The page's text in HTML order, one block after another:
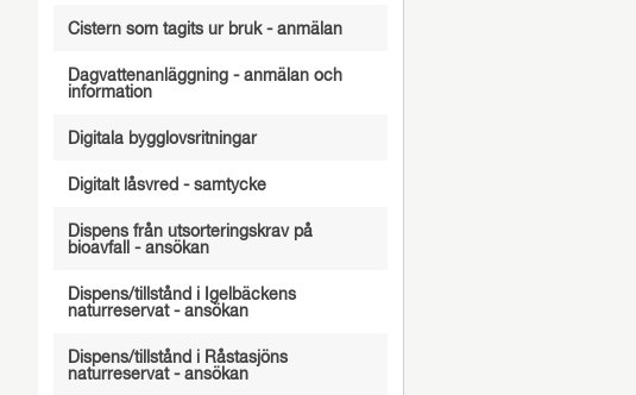
Cistern som tagits ur bruk - anmälan
Dagvattenanläggning - anmälan och
information
Digitala bygglovsritningar
Digitalt låsvred - samtycke
Dispens från utsorteringskrav på
bioavfall - ansökan
Dispens/tillstånd i Igelbäckens
naturreservat - ansökan
Dispens/tillstånd i Råstasjöns
naturreservat - ansökan